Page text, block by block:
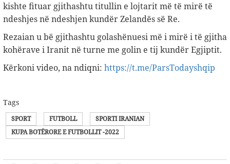
kishte fituar gjithashtu titullin e lojtarit më të mirë të
ndeshjes në ndeshjen kundër Zelandës së Re.
Rezaian u bë gjithashtu golashënuesi më i mirë i të gjitha
kohërave i Iranit në turne me golin e tij kundër Egjiptit.
Kërkoni video, na ndiqni: https://t.me/ParsTodayshqip
Tags
SPORT FUTBOLL
SPORTI IRANIAN
KUPA BOTËRORE E FUTBOLLIT -2022